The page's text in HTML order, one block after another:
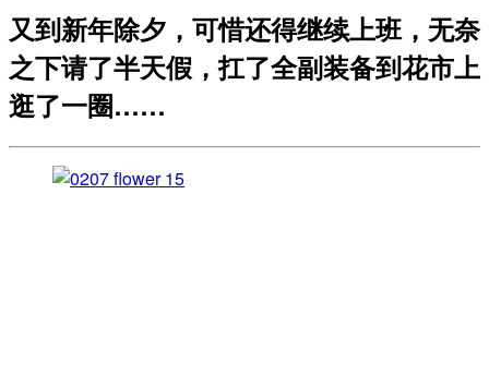
又到新年除夕，可惜还得继续上班，无奈
之下请了半天假，扛了全副装备到花市上
逛了一圈……